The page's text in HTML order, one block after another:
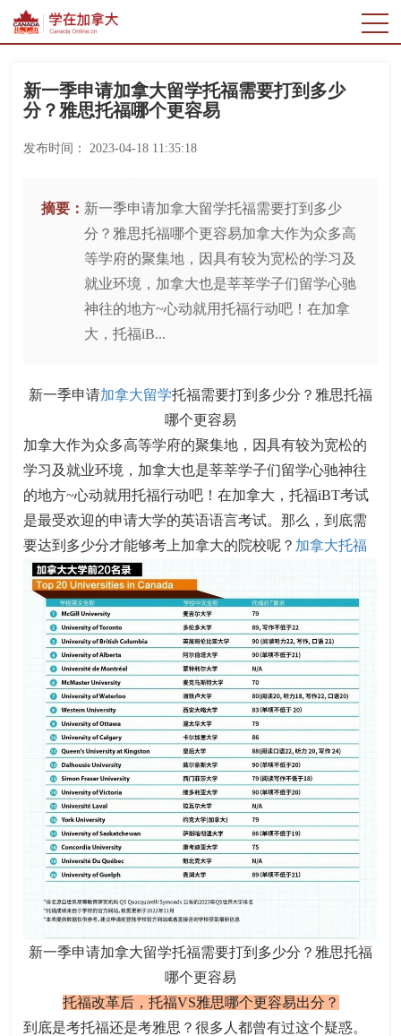
新一季申请加拿大留学托福需要打到多少
分？雅思托福哪个更容易
发布时间： 2023-04-18 11:35:18
摘要： 新一季申请加拿大留学托福需要打到多少
分？雅思托福哪个更容易加拿大作为众多高
等学府的聚集地，因具有较为宽松的学习及
就业环境，加拿大也是莘莘学子们留学心驰
神往的地方~心动就用托福行动吧！在加拿
大，托福iB...
新一季申请加拿大留学托福需要打到多少分？雅思托福
哪个更容易
加拿大作为众多高等学府的聚集地，因具有较为宽松的
学习及就业环境，加拿大也是莘莘学子们留学心驰神往
的地方~心动就用托福行动吧！在加拿大，托福iBT考试
是最受欢迎的申请大学的英语语言考试。那么，到底需
要达到多少分才能够考上加拿大的院校呢？ 加拿大托福
新一季申请加拿大留学托福需要打到多少分？雅思托福
哪个更容易
托福改革后，托福VS雅思哪个更容易出分？
到底是考托福还是考雅思？很多人都曾有过这个疑惑。